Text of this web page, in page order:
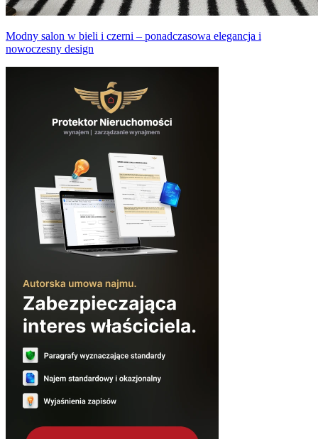
Modny salon w bieli i czerni – ponadczasowa elegancja i
nowoczesny design